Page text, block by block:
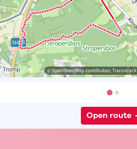
© OpenStreetMap contributors, Tracestrack
Open route